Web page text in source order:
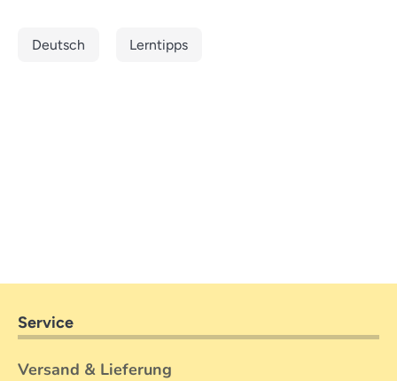
Deutsch Lerntipps
Service
Versand & Lieferung